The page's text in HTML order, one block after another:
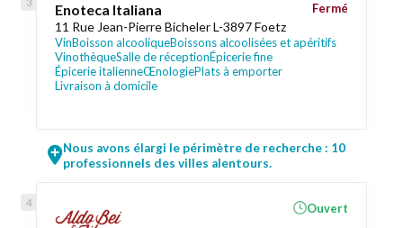
Enoteca Italiana
11 Rue Jean-Pierre Bicheler L-3897 Foetz
VinBoisson alcooliqueBoissons alcoolisées et apéritifs
VinothèqueSalle de réceptionÉpicerie fine
Épicerie italienneŒnologiePlats à emporter
Livraison à domicile
Fermé
Nous avons élargi le périmètre de recherche : 10
professionnels des villes alentours.
Ouvert